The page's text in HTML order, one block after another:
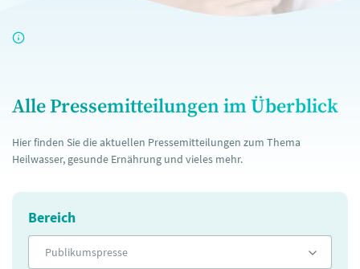
Alle Pressemitteilungen im Überblick
Hier finden Sie die aktuellen Pressemitteilungen zum Thema
Heilwasser, gesunde Ernährung und vieles mehr.
Bereich
Publikumspresse